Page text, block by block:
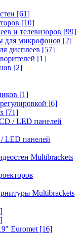
[61]
[10]
и телевизоров [99]
для микрофонов [2]
дисплеев [57]
[1]
[2]
[1]
[6]
[71]
/ LED панелей
LED панелей
Multibrackets
Multibrackets
Euromet [16]